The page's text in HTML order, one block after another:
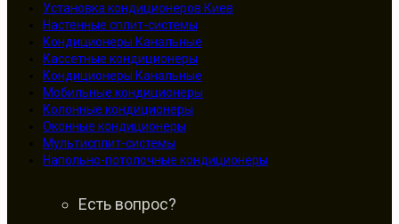
Установка кондиционеров Киев
Настенные сплит-системы
Кондиционеры Канальные
Кассетные кондиционеры
Кондиционеры Канальные
Мобильные кондиционеры
Колонные кондиционеры
Оконные кондиционеры
Мультисплит-системы
Напольно-потолочные кондиционеры
Есть вопрос?